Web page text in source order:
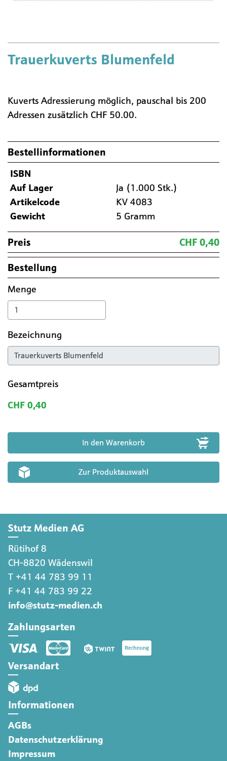
Trauerkuverts Blumenfeld
Kuverts Adressierung möglich, pauschal bis 200
Adressen zusätzlich CHF 50.00.
Bestellinformationen
ISBN
Auf Lager
Ja (1.000 Stk.)
Artikelcode
KV 4083
Gewicht
5 Gramm
Preis
CHF 0,40
Bestellung
Menge
Bezeichnung
Gesamtpreis
CHF 0,40
Zur Produktauswahl
Stutz Medien AG
Rütihof 8
CH-8820 Wädenswil
T +41 44 783 99 11
F +41 44 783 99 22
info@stutz-medien.ch
Zahlungsarten
Versandart
Informationen
AGBs
Datenschutzerklärung
Impressum